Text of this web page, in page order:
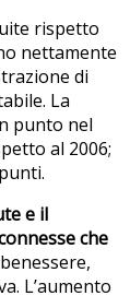
rispetto
nettamente
di
La
punto nel
al 2006;
e il
che
L’aumento